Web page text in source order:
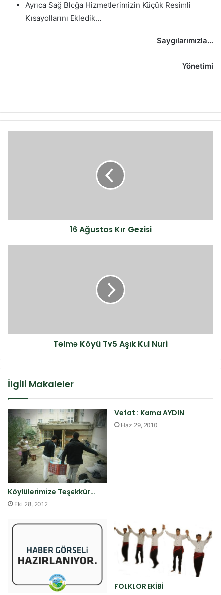
Ayrıca Sağ Bloğa Hizmetlerimizin Küçük Resimli
Kısayollarını Ekledik…
Saygılarımızla…
Yönetimi
16 Ağustos Kır Gezisi
Telme Köyü Tv5 Aşık Kul Nuri
İlgili Makaleler
Köylülerimize Teşekkür…
Eki 28, 2012
Vefat : Kama AYDIN
Haz 29, 2010
FOLKLOR EKİBİ